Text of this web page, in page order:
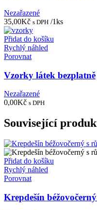
Nezařazené
35,00Kč s DPH /1ks
Přidat do košíku
Rychlý náhled
Porovnat
Vzorky látek bezplatně
Nezařazené
0,00Kč s DPH
Související
Přidat do košíku
Rychlý náhled
Porovnat
Krepdešín